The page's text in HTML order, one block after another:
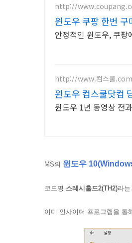
http://
윈도우 쿠팡 한번 구
안정적인 윈도우, 쿠팡
http://www.컴스쿨.com
윈도우 컴스쿨닷컴
윈도우 1년 동영상 전
MS의 윈도우
코드명 스레시홀드2(TH2)라
이미 인사이더 프로그램을 통